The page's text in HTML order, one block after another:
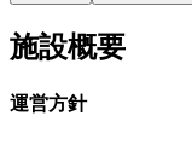
施設概要
運営方針